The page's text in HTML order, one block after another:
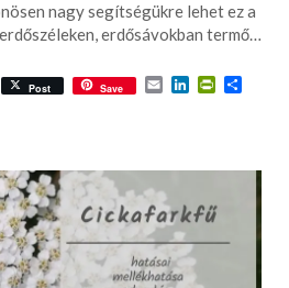
30
nagy segítségükre lehet ez a
erdősávokban termő…
Post Save EmailLinkedIn